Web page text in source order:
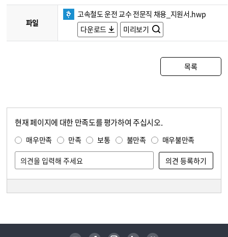
파일
고속철도 운전 교수 전문직 채용_지원서.hwp
다운로드
미리보기
목록
현재 페이지에 대한 만족도를 평가하여 주십시오.
매우만족 만족 보통 불만족 매우불만족
유튜브 페이스북 인스타그램 블로그 트위터